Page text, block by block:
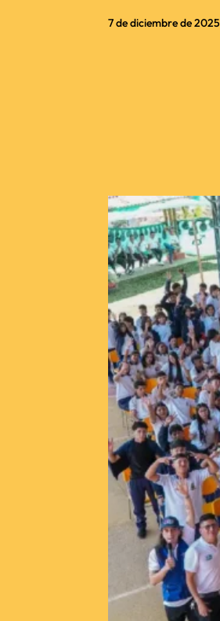
7 de diciembre de 2025